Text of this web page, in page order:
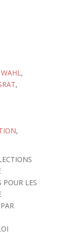
WAHL,
,
,
LES